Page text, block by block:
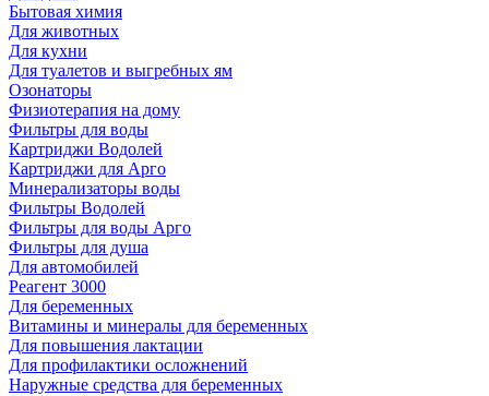
Бытовая химия
Для животных
Для кухни
Для туалетов и выгребных ям
Озонаторы
Физиотерапия на дому
Фильтры для воды
Картриджи Водолей
Картриджи для Арго
Минерализаторы воды
Фильтры Водолей
Фильтры для воды Арго
Фильтры для душа
Для автомобилей
Реагент 3000
Для беременных
Витамины и минералы для беременных
Для повышения лактации
Для профилактики осложнений
Наружные средства для беременных